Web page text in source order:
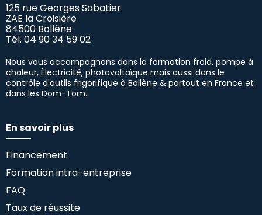
125 rue Georges Sabatier
ZAE la Croisière
84500 Bollène
Tél. 04 90 34 59 02
Nous vous accompagnons dans la formation froid, pompe à
chaleur, Électricité, photovoltaïque mais aussi dans le
contrôle d'outils frigorifique à Bollène & partout en France et
dans les Dom-Tom.
En savoir plus
Financement
Formation intra-entreprise
FAQ
Taux de réussite